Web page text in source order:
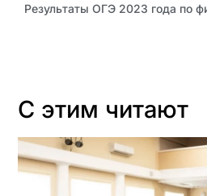
С этим читают